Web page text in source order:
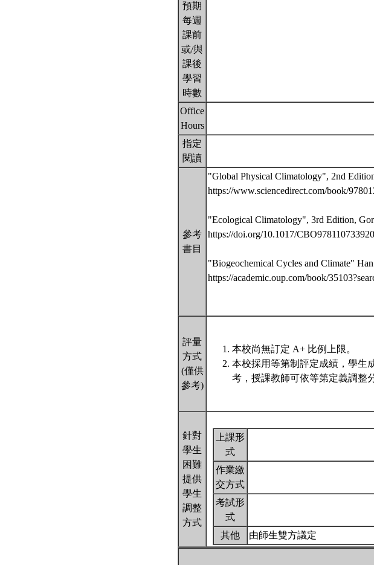
預期
每週
課前
或/與
課後
學習
時數
Office
Hours
指定
閱讀
參考
書目
"Global Physical Climatology", 2nd
https://www.sciencedirect.com/book/
"Ecological Climatology", 3rd Edition,
https://doi.org/10.1017/
"Biogeochemical Cycles and Climate"
https://academic.oup.com/book/
評量
方式
(僅供
參考)
本校尚無訂定 A+ 比例上限。
本校採用等第制評定成績，學生
考，授課教師可依等第定義調整
針對
學生
困難
提供
學生
調整
方式
上課形
式
作業繳
交方式
考試形
式
其他
由師生雙方議定